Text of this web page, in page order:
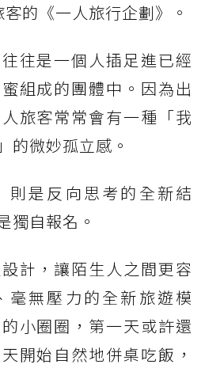
的《一人旅行企劃》。
往是一個人插足進已經
組成的團體中。因為出
旅客常常會有一種「我
的微妙孤立感。
則是反向思考的全新結
獨自報名。
計，讓陌生人之間更容
毫無壓力的全新旅遊模
小圈圈，第一天或許還
開始自然地併桌吃飯，